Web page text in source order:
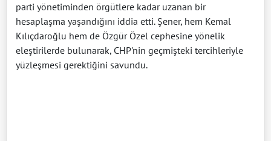
parti yönetiminden örgütlere kadar uzanan bir
hesaplaşma yaşandığını iddia etti. Şener, hem Kemal
Kılıçdaroğlu hem de Özgür Özel cephesine yönelik
eleştirilerde bulunarak, CHP'nin geçmişteki tercihleriyle
yüzleşmesi gerektiğini savundu.